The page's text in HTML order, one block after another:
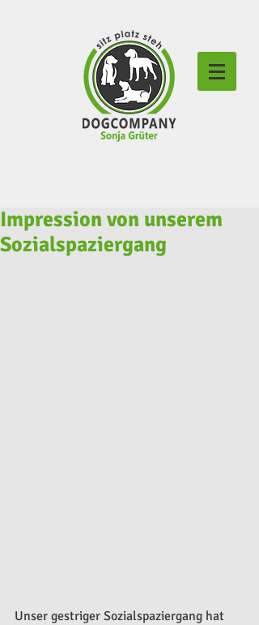
Impression von unserem
Sozialspaziergang
Unser gestriger Sozialspaziergang hat